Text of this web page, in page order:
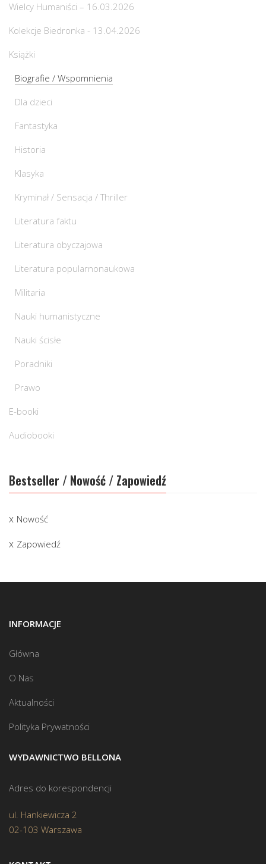
Wielcy Humaniści – 16.03.2026
Kolekcje Biedronka - 13.04.2026
Książki
Biografie / Wspomnienia
Dla dzieci
Fantastyka
Historia
Klasyka
Kryminał / Sensacja / Thriller
Literatura faktu
Literatura obyczajowa
Literatura popularnonaukowa
Militaria
Nauki humanistyczne
Nauki ścisłe
Poradniki
Prawo
E-booki
Audiobooki
Bestseller / Nowość / Zapowiedź
Nowość
Zapowiedź
INFORMACJE
Główna
O Nas
Aktualności
Polityka Prywatności
WYDAWNICTWO BELLONA
Adres do korespondencji
ul. Hankiewicza 2
02-103 Warszawa